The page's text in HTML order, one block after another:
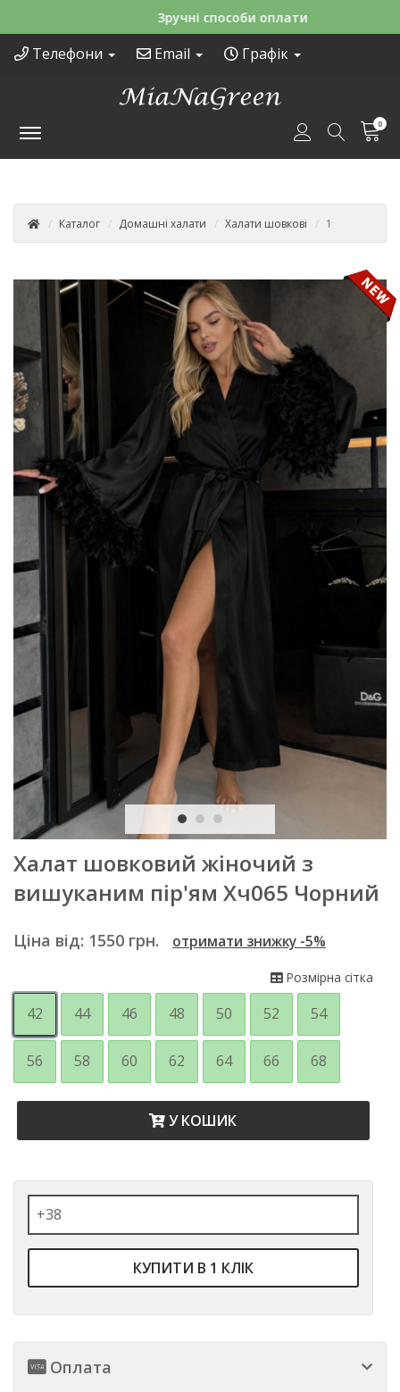
Зручні способи оплати
Телефони Email Графік
0
Каталог Домашні халати Халати шовкові 1
Халат шовковий жіночий з
вишуканим пір'ям Хч065 Чорний
Ціна від: 1550 грн. отримати знижку -5%
Розмірна сітка
42 44 46 48 50 52 54
56 58 60 62 64 66 68
У КОШИК
КУПИТИ В 1 КЛІК
Оплата